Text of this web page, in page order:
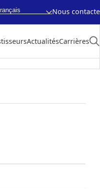
Nous contacte
ActualitésCarrières